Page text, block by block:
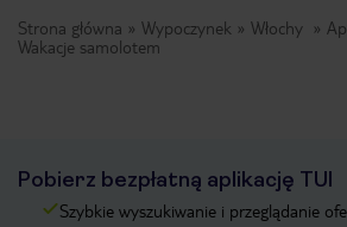
Strona główna Wypoczynek Włochy
Wakacje samolotem
Pobierz bezpłatną aplikację TUI
Szybkie wyszukiwanie i przeglądanie